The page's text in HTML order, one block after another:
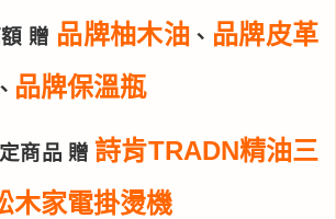
贈 品牌柚木油 、 品牌皮革
、 品牌保溫瓶
商品 贈 詩肯TRADN精油三
木家電掛燙機